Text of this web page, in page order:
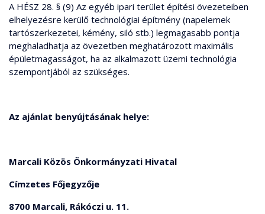
A HÉSZ 28. § (9) Az egyéb ipari terület építési övezeteiben
elhelyezésre kerülő technológiai építmény (napelemek
tartószerkezetei, kémény, siló stb.) legmagasabb pontja
meghaladhatja az övezetben meghatározott maximális
épületmagasságot, ha az alkalmazott üzemi technológia
szempontjából az szükséges.
Az ajánlat benyújtásának helye:
Marcali Közös Önkormányzati Hivatal
Címzetes Főjegyzője
8700 Marcali, Rákóczi u. 11.